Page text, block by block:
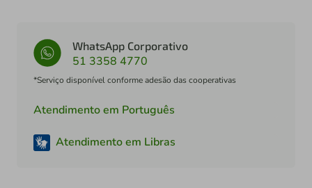
WhatsApp Corporativo
51 3358 4770
*Serviço disponível conforme adesão das cooperativas
Atendimento em Português
Atendimento em Libras